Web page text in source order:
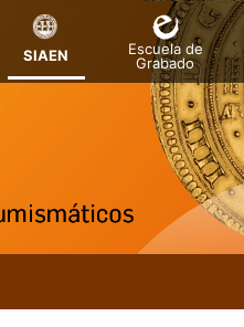
SIAEN
Escuela de
Grabado